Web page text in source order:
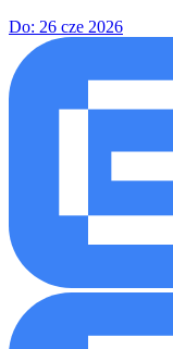
Do: 26 cze 2026